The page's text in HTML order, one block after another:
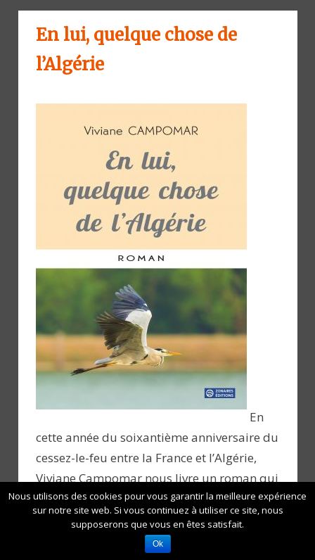
En lui, quelque chose de
l’Algérie
En
cette année du soixantième anniversaire du
cessez-le-feu entre la France et l’Algérie,
Viviane Campomar nous livre un roman qui
explore les événements dans une
perspective nouvelle.
Par l’attention que porte une adolescente,
Nous utilisons des cookies pour vous garantir la meilleure expérience
sur notre site web. Si vous continuez à utiliser ce site, nous
supposerons que vous en êtes satisfait.
Ok